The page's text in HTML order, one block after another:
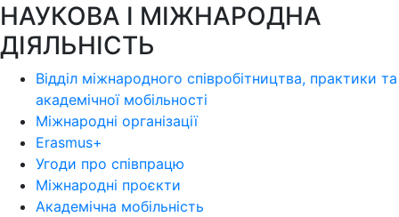
НАУКОВА І МІЖНАРОДНА
ДІЯЛЬНІСТЬ
Відділ міжнародного співробітництва, практики та
академічної мобільності
Міжнародні організації
Erasmus+
Угоди про співпрацю
Міжнародні проєкти
Академічна мобільність